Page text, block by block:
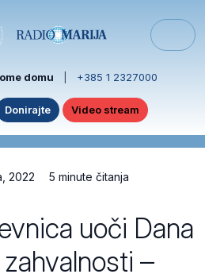
domu +385 1 2327000
Donirajte Video stream
2022 5 minute čitanja
uoči Dana
–